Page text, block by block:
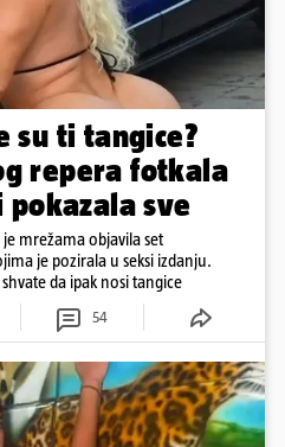
su ti tangice?
repera fotkala
sve
mrežama objavila set
je pozirala u seksi izdanju.
da ipak nosi tangice
54